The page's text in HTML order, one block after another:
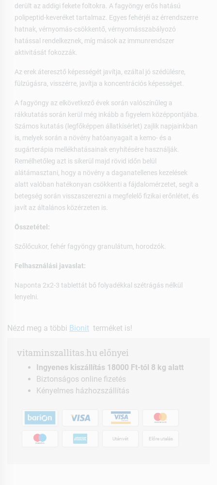
derült az addigi fekete foltokra. A fagyöngy erős hatású
polipeptid-keveréket tartalmaz. Egyes fehérjéi az érrendszerre
hatnak, vérnyomás-csökkentő, vérnyomásszabályozó
hatással rendelkeznek, míg mások az immunrendszer
aktivitását fokozzák.
Az erek áteresztő képességét javítja, ezáltal jó szédülésre,
fülzúgásra, visszérre, javítja a koncentrációs képességet.
A fagyöngy az elkövetkező évek során valószínűleg a
rákkutatás során kerül még inkább a figyelem középpontjába.
Számos kutatás (legfőképpen állatkísérlet) zajlik napjainkban
is, melyek során a növény hatóanyagait a kemo- és a
sugárterápia mellékhatásainak enyhítésére használják.
Remélhetőleg azt is sikerül majd rövid időn belül
alátámasztani, hogy a növény a daganatellenes kezelések
alatt valóban hatékonyan csökkenti a fájdalomérzetet, segít a
betegség során visszaszerezni a megfelelő fizikai erőnlétet, és
javít az általános közérzeten is.
Összetétel:
Szőlőcukor, fehér fagyöngy granulátum, horodzók.
Felhasználási javaslat:
Naponta 2x2-3 tablettát bő folyadékkal szétrágás nélkül
lenyelni.
Nézd meg a többi Bionit terméket is!
vitaminszallitas.hu előnyei
Ingyenes kiszállítás 18000 Ft-tól 8 kg alatt
Biztonságos online fizetés
Kényelmes házhozszállítás
Utánvét Előre utalás